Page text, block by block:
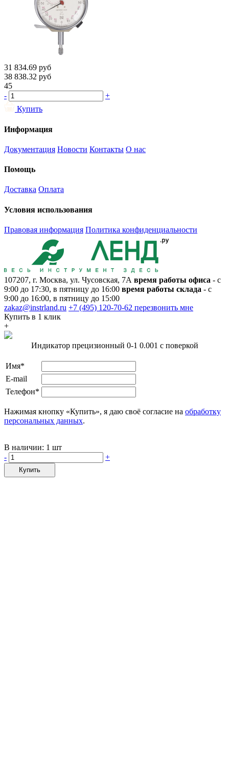
31 834.69 руб
38 838.32 руб
45
-
+
Купить
Информация
Документация Новости Контакты О нас
Помощь
Доставка Оплата
Условия использования
Правовая информация Политика конфиденциальности
107207, г. Москва, ул. Чусовская, 7А время работы офиса - с
9:00 до 17:30, в пятницу до 16:00 время работы склада - с
9:00 до 16:00, в пятницу до 15:00
zakaz@instrland.ru +7 (495) 120-70-62 перезвонить мне
Купить в 1 клик
+
Индикатор прецизионный 0-1 0.001 с поверкой
Имя*
E-mail
Телефон*
Нажимая кнопку «Купить», я даю своё согласие на обработку
персональных данных.
В наличии: 1 шт
-
+
Купить